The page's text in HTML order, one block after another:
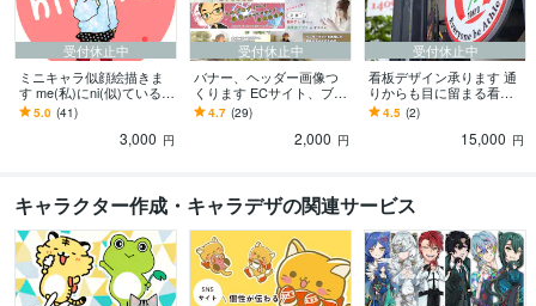
受付休止中
ミニキャラ似顔絵描きま
す me(私)にni(似)ているミ
ニキャラ『me-ni』
5.0 (41)
3,000 円
受付休止中
バナー、ヘッダー画像つ
くります ECサイト、ブロ
グ、Facebookなどに
4.7 (29)
2,000 円
受付休止中
看板デザイン承ります 通
りからも目に留まる看板
で店舗をアピール！
4.5 (2)
15,000 円
キャラクター作成・キャラデザの関連サービス